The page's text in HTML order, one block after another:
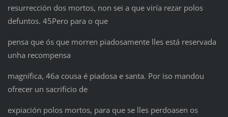
resurrección dos mortos, non sei a que viría rezar polos
defuntos. 45Pero para o que
pensa que ós que morren piadosamente lles está reservada
unha recompensa
magnífica, 46a cousa é piadosa e santa. Por iso mandou
ofrecer un sacrificio de
expiación polos mortos, para que se lles perdoasen os